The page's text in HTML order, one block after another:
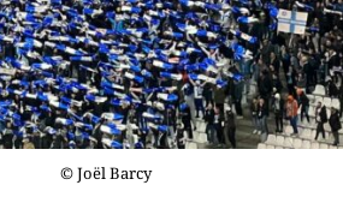
© Joël Barcy